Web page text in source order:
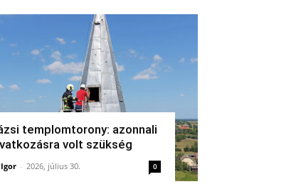
templomtorony: azonnali
volt szükség
- 2026, július 30. 0